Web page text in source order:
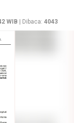
WIB | Dibaca: 4043